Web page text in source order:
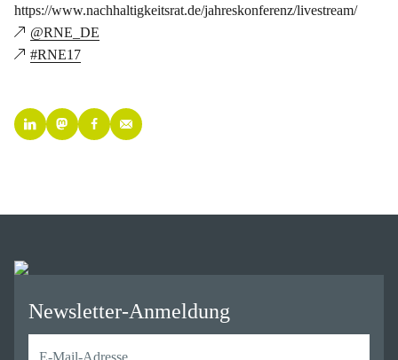
https://www.nachhaltigkeitsrat.de/jahreskonferenz/livestream/
@RNE_DE
#RNE17
Newsletter-Anmeldung